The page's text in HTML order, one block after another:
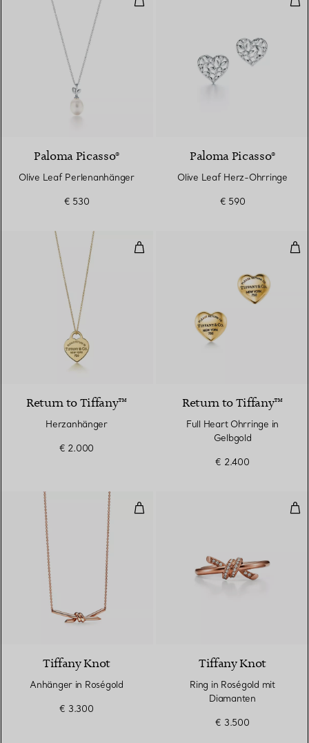
Paloma Picasso®
Olive Leaf Perlenanhänger
€ 530
Paloma Picasso®
Olive Leaf Herz-Ohrringe
€ 590
Herzanhänger
Return to Tiffany™
Herzanhänger
€ 2.000
Return to Tiffany™
Full Heart Ohrringe in
Gelbgold
€ 2.400
Anhänger in Roségold
Tiffany Knot
Anhänger in Roségold
€ 3.300
Tiffany Knot
Ring in Roségold mit
Diamanten
€ 3.500